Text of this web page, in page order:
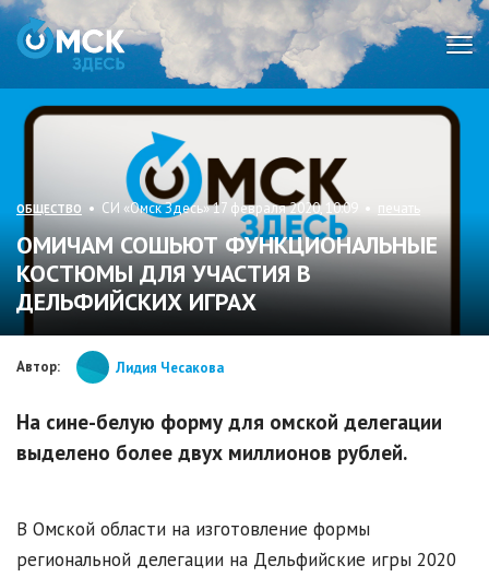
ОБЩЕСТВО • СИ «Омск Здесь» 17 февраля 2020, 10:09 • печать
ОМИЧАМ СОШЬЮТ ФУНКЦИОНАЛЬНЫЕ
КОСТЮМЫ ДЛЯ УЧАСТИЯ В
ДЕЛЬФИЙСКИХ ИГРАХ
Автор: Лидия Чесакова
На сине-белую форму для омской делегации
выделено более двух миллионов рублей.
В Омской области на изготовление формы
региональной делегации на Дельфийские игры 2020